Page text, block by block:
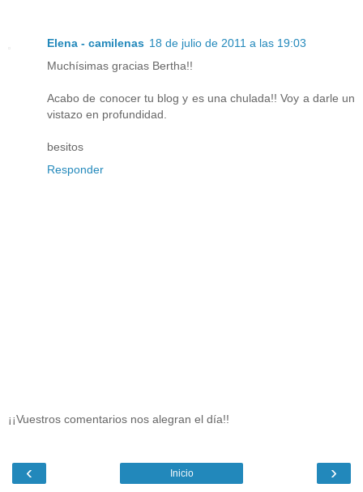
Elena - camilenas 18 de julio de 2011 a las 19:03
Muchísimas gracias Bertha!!
Acabo de conocer tu blog y es una chulada!! Voy a darle un
vistazo en profundidad.
besitos
Responder
¡¡Vuestros comentarios nos alegran el día!!
‹ ›
Inicio